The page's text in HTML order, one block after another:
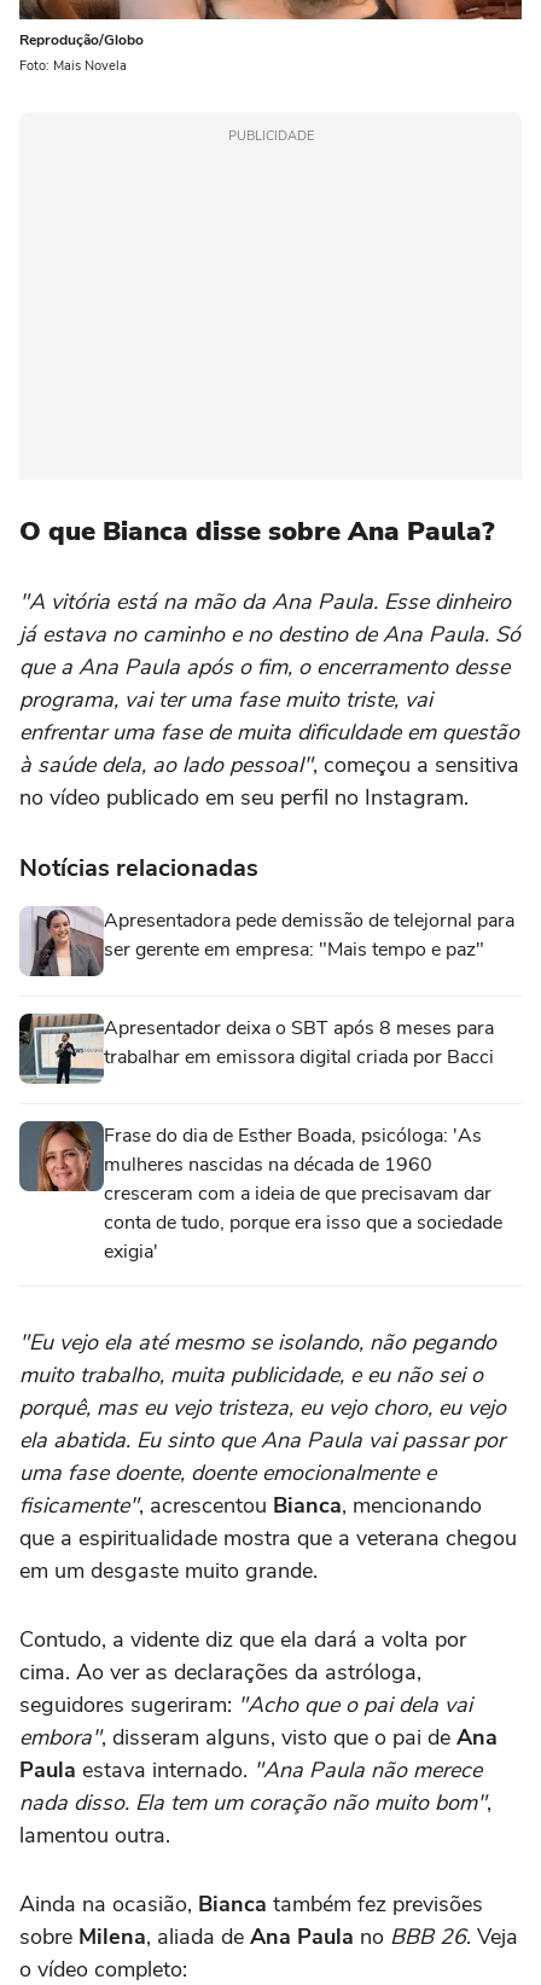
Reprodução/Globo
Foto: Mais Novela
PUBLICIDADE
O que Bianca disse sobre Ana Paula?
"A vitória está na mão da Ana Paula. Esse dinheiro
já estava no caminho e no destino de Ana Paula. Só
que a Ana Paula após o fim, o encerramento desse
programa, vai ter uma fase muito triste, vai
enfrentar uma fase de muita dificuldade em questão
à saúde dela, ao lado pessoal", começou a sensitiva
no vídeo publicado em seu perfil no Instagram.
Notícias relacionadas
Apresentadora pede demissão de telejornal para
ser gerente em empresa: "Mais tempo e paz"
Apresentador deixa o SBT após 8 meses para
trabalhar em emissora digital criada por Bacci
Frase do dia de Esther Boada, psicóloga: 'As
mulheres nascidas na década de 1960
cresceram com a ideia de que precisavam dar
conta de tudo, porque era isso que a sociedade
exigia'
"Eu vejo ela até mesmo se isolando, não pegando
muito trabalho, muita publicidade, e eu não sei o
porquê, mas eu vejo tristeza, eu vejo choro, eu vejo
ela abatida. Eu sinto que Ana Paula vai passar por
uma fase doente, doente emocionalmente e
fisicamente", acrescentou Bianca, mencionando
que a espiritualidade mostra que a veterana chegou
em um desgaste muito grande.
Contudo, a vidente diz que ela dará a volta por
cima. Ao ver as declarações da astróloga,
seguidores sugeriram: "Acho que o pai dela vai
embora", disseram alguns, visto que o pai de Ana
Paula estava internado. "Ana Paula não merece
nada disso. Ela tem um coração não muito bom",
lamentou outra.
Ainda na ocasião, Bianca também fez previsões
sobre Milena, aliada de Ana Paula no BBB 26. Veja
o vídeo completo: